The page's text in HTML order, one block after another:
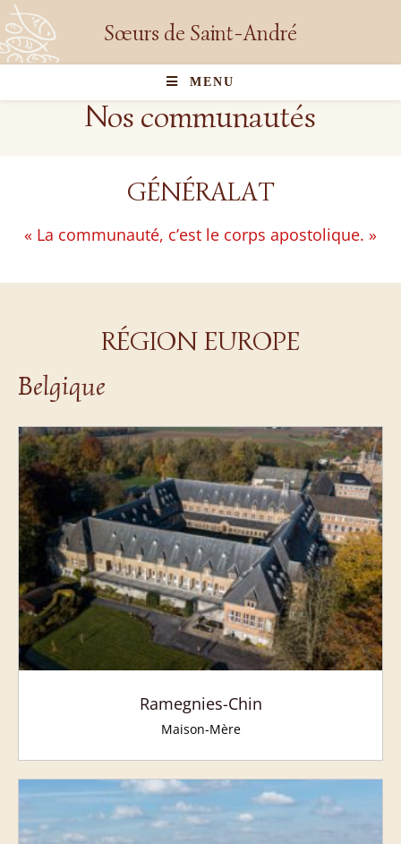
Sœurs de Saint-André
MENU
Nos communautés
GÉNÉRALAT
« La communauté, c’est le corps apostolique. »
RÉGION EUROPE
Belgique
Ramegnies-Chin
Maison-Mère